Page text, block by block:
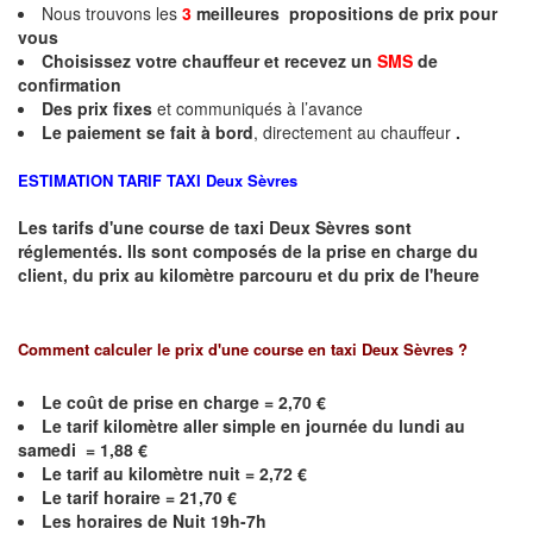
Nous trouvons les 3 meilleures propositions de prix pour
vous
Choisissez votre chauffeur et recevez un SMS de
confirmation
Des prix fixes et communiqués à l’avance
Le paiement se fait à bord, directement au chauffeur .
ESTIMATION TARIF TAXI Deux Sèvres
Les tarifs d'une course de taxi Deux Sèvres sont
réglementés. Ils sont composés de la prise en charge du
client, du prix au kilomètre parcouru et du prix de l'heure
Comment calculer le prix d'une course en taxi Deux Sèvres ?
Le coût de prise en charge = 2,70 €
Le tarif kilomètre aller simple en journée du lundi au
samedi = 1,88 €
Le tarif au kilomètre nuit = 2,72 €
Le tarif horaire = 21,70 €
Les horaires de Nuit 19h-7h